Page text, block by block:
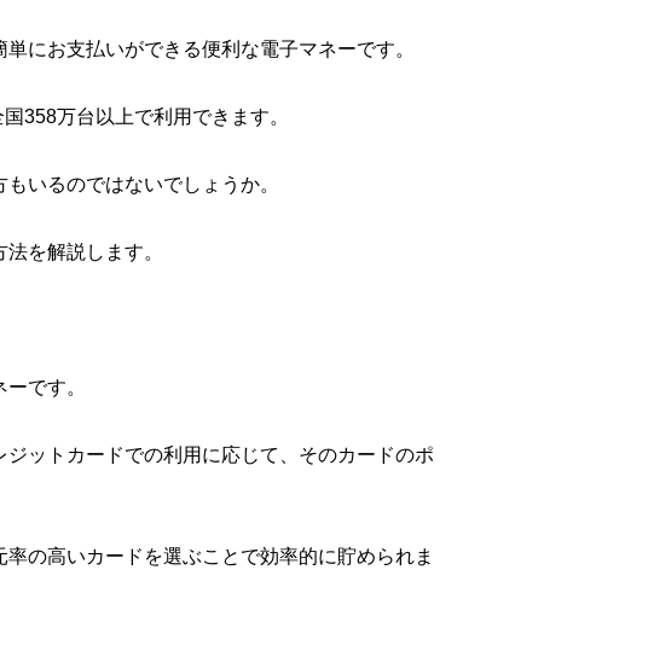
にお支払いができる便利な電子マネーです。
358万台以上で利用できます。
いるのではないでしょうか。
を解説します。
です。
ットカードでの利用に応じて、そのカードのポ
の高いカードを選ぶことで効率的に貯められま